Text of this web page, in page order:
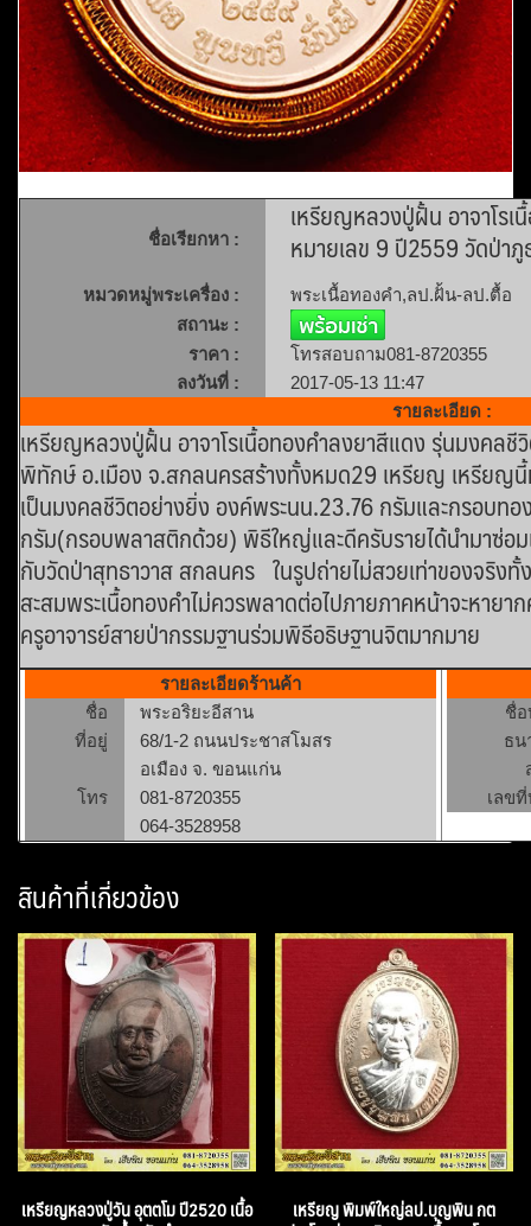
ชื่อเรียกหา :
เหรียญหลวงปู่ฝั้น อาจาโร
หมายเลข 9 ปี2559 วัดป่า
หมวดหมู่พระเครื่อง :
พระเนื้อทองคำ,ลป.ฝั้น-ลป.ตื้อ
สถานะ :
ราคา :
โทรสอบถาม081-8720355
ลงวันที่ :
2017-05-13 11:47
รายละเอียด :
เหรียญหลวงปู่ฝั้น อาจาโรเนื้อทองคำลงยาสีแดง รุ่นมงคล
พิทักษ์ อ.เมือง จ.สกลนครสร้างทั้งหมด29 เหรียญ เหรียญนี้
เป็นมงคลชีวิตอย่างยิ่ง องค์พระนน.23.76 กรัมและกรอบ
กรัม(กรอบพลาสติกด้วย) พิธีใหญ่และดีครับรายได้นำมาซ่อ
กับวัดป่าสุทธาวาส สกลนคร ในรูปถ่ายไม่สวยเท่าของจริง
สะสมพระเนื้อทองคำไม่ควรพลาดต่อไปภายภาคหน้าจะหาย
ครูอาจารย์สายป่ากรรมฐานร่วมพิธีอธิษฐานจิตมากมาย
รายละเอียดร้านค้า
ชื่อ
พระอริยะอีสาน
ที่อยู่
68/1-2 ถนนประชาสโมสร
อเมือง จ. ขอนแก่น
โทร
081-8720355
064-3528958
ชื่
ธน
เลข
สินค้าที่เกี่ยวข้อง
เหรียญหลวงปู่วัน อุตตโม ปี2520 เนื้อ เหรียญ พิมพ์ใหญ่ลป.บุญพิน กต